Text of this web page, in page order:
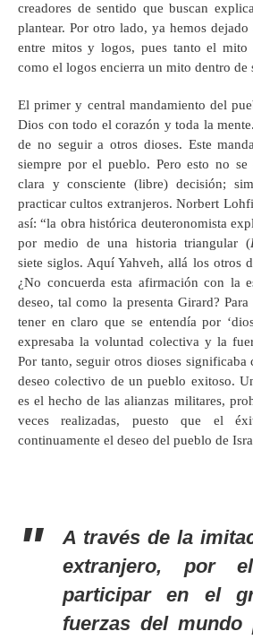
creadores de sentido que buscan
plantear. Por otro lado, ya hemos
entre mitos y logos, pues tanto el mito
como el logos encierra un mito dentro de
El primer y central mandamiento del
Dios con todo el corazón y toda la
de no seguir a otros dioses. Este
siempre por el pueblo. Pero esto no
clara y consciente (libre) decisión;
practicar cultos extranjeros. Norbert
así: “la obra histórica deuteronomista
por medio de una historia triangular (
siete siglos. Aquí Yahveh, allá los otros
¿No concuerda esta afirmación con la
deseo, tal como la presenta Girard? Para
tener en claro que se entendía por
expresaba la voluntad colectiva y la
Por tanto, seguir otros dioses
deseo colectivo de un pueblo exitoso.
es el hecho de las alianzas militares,
veces realizadas, puesto que el
continuamente el deseo del pueblo de
A través de la
extranjero, por
participar en el
fuerzas del